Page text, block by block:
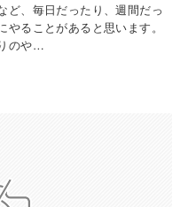
ど、毎日だったり、週間だっ
ることがあると思います。
のや…